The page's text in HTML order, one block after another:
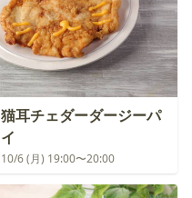
猫耳チェダーダージーパ
イ
10/6 (月) 19:00〜20:00